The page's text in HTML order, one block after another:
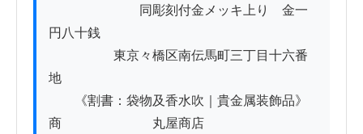
同彫刻付金メッキ上り　金一
円八十銭
東京々橋区南伝馬町三丁目十六番
地
《割書：袋物及香水吹｜貴金属装飾品》
商　　　　　　　丸屋商店